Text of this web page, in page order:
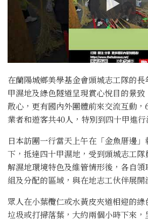
在蘭陽城鄉美學基金會頭城志工隊的
甲濕地及綠色隧道呈現賞心悅目的景
散心，更有國內外團體前來交流互動
業者和遊客共40人，特別到四十甲進行
日本訪團一行當天上午在「金魚厝邊
下，抵達四十甲濕地，受到頭城志工
解濕地環境特色及維管情形後，各自
組及分配的區域，與在地志工伙伴展開
眾人在小葉欖仁或水黃皮夾道相迎的
垃圾或打掃落葉，大約兩個小時下來